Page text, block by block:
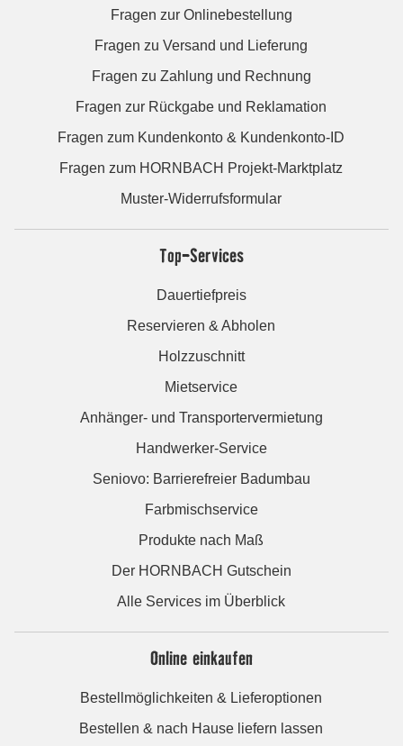
Fragen zur Onlinebestellung
Fragen zu Versand und Lieferung
Fragen zu Zahlung und Rechnung
Fragen zur Rückgabe und Reklamation
Fragen zum Kundenkonto & Kundenkonto-ID
Fragen zum HORNBACH Projekt-Marktplatz
Muster-Widerrufsformular
Top-Services
Dauertiefpreis
Reservieren & Abholen
Holzzuschnitt
Mietservice
Anhänger- und Transportervermietung
Handwerker-Service
Seniovo: Barrierefreier Badumbau
Farbmischservice
Produkte nach Maß
Der HORNBACH Gutschein
Alle Services im Überblick
Online einkaufen
Bestellmöglichkeiten & Lieferoptionen
Bestellen & nach Hause liefern lassen